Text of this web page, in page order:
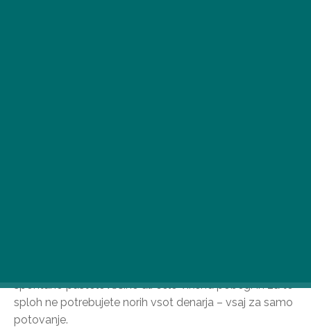
spontano pustolovščino ali celo vikend pobeg. In za to
sploh ne potrebujete norih vsot denarja – vsaj za samo
potovanje.